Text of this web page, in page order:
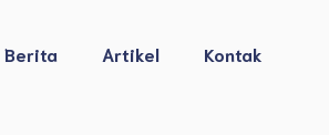
Berita Artikel Kontak